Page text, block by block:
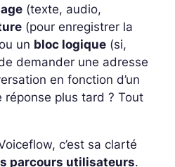
(texte, audio,
(pour enregistrer la
un bloc logique (si,
demander une adresse
en fonction d’un
réponse plus tard ? Tout
c’est sa clarté
parcours utilisateurs.